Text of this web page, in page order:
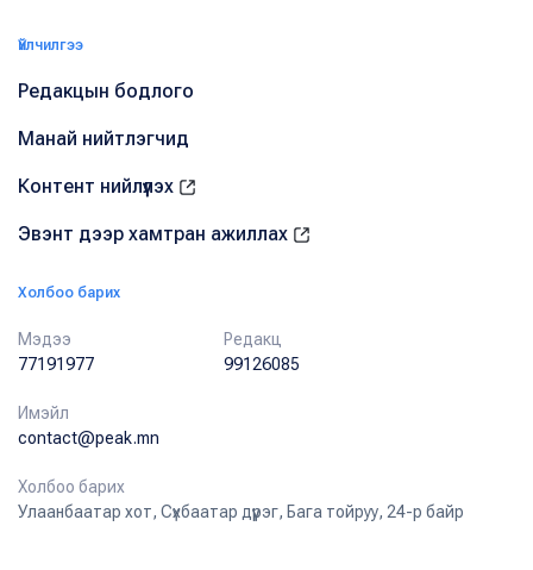
Үйлчилгээ
Редакцын бодлого
Манай нийтлэгчид
Контент нийлүүлэх
Эвэнт дээр хамтран ажиллах
Холбоо барих
Мэдээ
77191977
Редакц
99126085
Имэйл
contact@peak.mn
Холбоо барих
Улаанбаатар хот, Сүхбаатар дүүрэг, Бага тойруу, 24-р байр